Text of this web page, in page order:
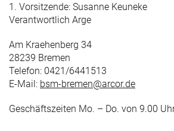
Freimarkt-
1. Vorsitzende: Susanne Keuneke
Verantwortlich Arge
Am Kraehenberg 34
28239 Bremen
Telefon: 0421/6441513
E-Mail: bsm-bremen@arcor.de
Geschäftszeiten Mo. – Do. von 9.00